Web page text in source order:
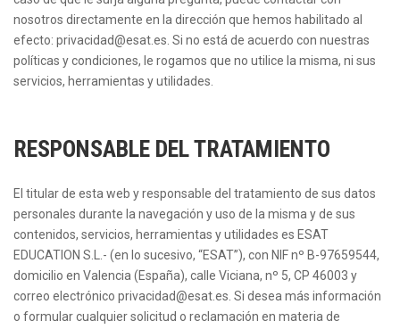
nosotros directamente en la dirección que hemos habilitado al
efecto: privacidad@esat.es. Si no está de acuerdo con nuestras
políticas y condiciones, le rogamos que no utilice la misma, ni sus
servicios, herramientas y utilidades.
RESPONSABLE DEL TRATAMIENTO
El titular de esta web y responsable del tratamiento de sus datos
personales durante la navegación y uso de la misma y de sus
contenidos, servicios, herramientas y utilidades es ESAT
EDUCATION S.L.- (en lo sucesivo, “ESAT”), con NIF nº B-97659544,
domicilio en Valencia (España), calle Viciana, nº 5, CP 46003 y
correo electrónico privacidad@esat.es. Si desea más información
o formular cualquier solicitud o reclamación en materia de